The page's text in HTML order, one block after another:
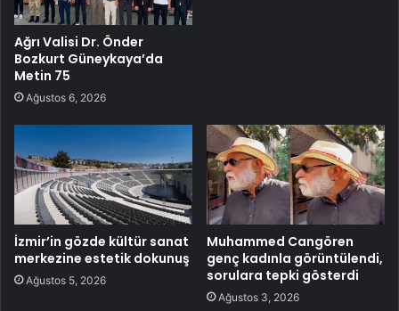
Ağrı Valisi Dr. Önder
Bozkurt Güneykaya’da
Metin 75
Ağustos 6, 2026
İzmir’in gözde kültür sanat
merkezine estetik dokunuş
Ağustos 5, 2026
Muhammed Cangören
genç kadınla görüntülendi,
sorulara tepki gösterdi
Ağustos 3, 2026